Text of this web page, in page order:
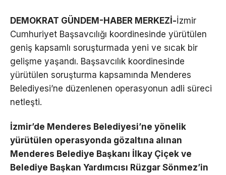
DEMOKRAT GÜNDEM-HABER MERKEZİ-İzmir
Cumhuriyet Başsavcılığı koordinesinde yürütülen
geniş kapsamlı soruşturmada yeni ve sıcak bir
gelişme yaşandı. Başsavcılık koordinesinde
yürütülen soruşturma kapsamında Menderes
Belediyesi’ne düzenlenen operasyonun adli süreci
netleşti.
İzmir’de Menderes Belediyesi’ne yönelik
yürütülen operasyonda gözaltına alınan
Menderes Belediye Başkanı İlkay Çiçek ve
Belediye Başkan Yardımcısı Rüzgar Sönmez’in